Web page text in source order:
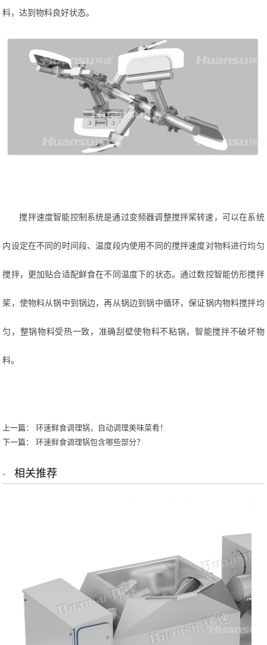
料，达到物料良好状态。
搅拌速度智能控制系统是通过变频器调整搅拌桨转速，可以在系统
内设定在不同的时间段、温度段内使用不同的搅拌速度对物料进行均匀
搅拌，更加贴合适配鲜食在不同温度下的状态。通过数控智能仿形搅拌
桨，使物料从锅中到锅边，再从锅边到锅中循环，保证锅内物料搅拌均
匀，整锅物料受热一致，准确刮壁使物料不粘锅，智能搅拌不破坏物
料。
上一篇：环速鲜食调理锅，自动调理美味菜肴！
下一篇：环速鲜食调理锅包含哪些部分？
相关推荐